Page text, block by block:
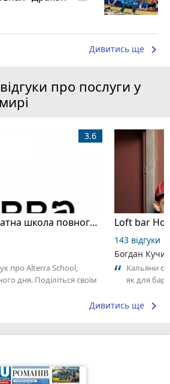
Дивитись ще keyboard_arrow_right
про послуги у
Alterra School, приватна школа повного дня
3.6
про Alterra School,
дня. Поділіться своїм
Loft bar
143 відгуки
Богдан
Кальяни
як для
Дивитись ще keyboard_arrow_right